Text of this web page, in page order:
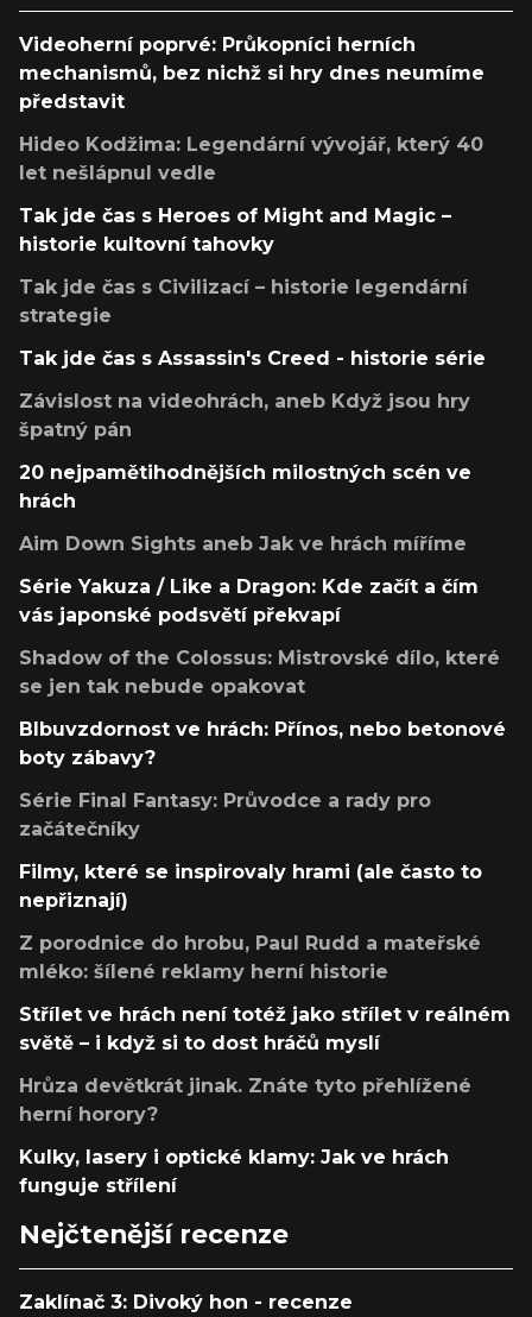
Videoherní poprvé: Průkopníci herních
mechanismů, bez nichž si hry dnes neumíme
představit
Hideo Kodžima: Legendární vývojář, který 40
let nešlápnul vedle
Tak jde čas s Heroes of Might and Magic –
historie kultovní tahovky
Tak jde čas s Civilizací – historie legendární
strategie
Tak jde čas s Assassin's Creed - historie série
Závislost na videohrách, aneb Když jsou hry
špatný pán
20 nejpamětihodnějších milostných scén ve
hrách
Aim Down Sights aneb Jak ve hrách míříme
Série Yakuza / Like a Dragon: Kde začít a čím
vás japonské podsvětí překvapí
Shadow of the Colossus: Mistrovské dílo, které
se jen tak nebude opakovat
Blbuvzdornost ve hrách: Přínos, nebo betonové
boty zábavy?
Série Final Fantasy: Průvodce a rady pro
začátečníky
Filmy, které se inspirovaly hrami (ale často to
nepřiznají)
Z porodnice do hrobu, Paul Rudd a mateřské
mléko: šílené reklamy herní historie
Střílet ve hrách není totéž jako střílet v reálném
světě – i když si to dost hráčů myslí
Hrůza devětkrát jinak. Znáte tyto přehlížené
herní horory?
Kulky, lasery i optické klamy: Jak ve hrách
funguje střílení
Nejčtenější recenze
Zaklínač 3: Divoký hon - recenze